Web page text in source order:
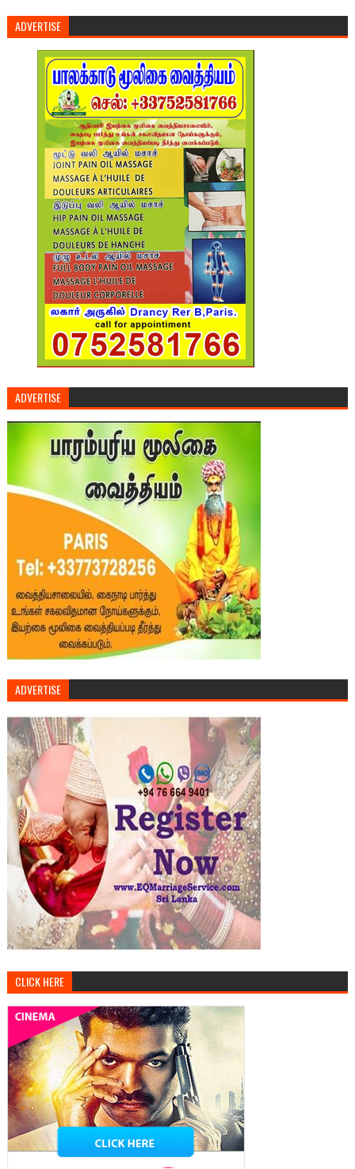
ADVERTISE
ADVERTISE
ADVERTISE
CLICK HERE